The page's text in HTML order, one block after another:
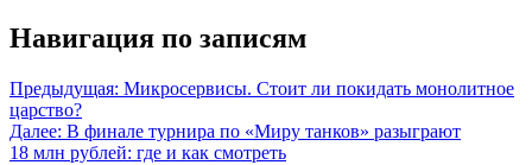
Навигация по записям
Предыдущая: Микросервисы. Стоит ли покидать монолитное
царство?
Далее: В финале турнира по «Миру танков» разыграют
18 млн рублей: где и как смотреть